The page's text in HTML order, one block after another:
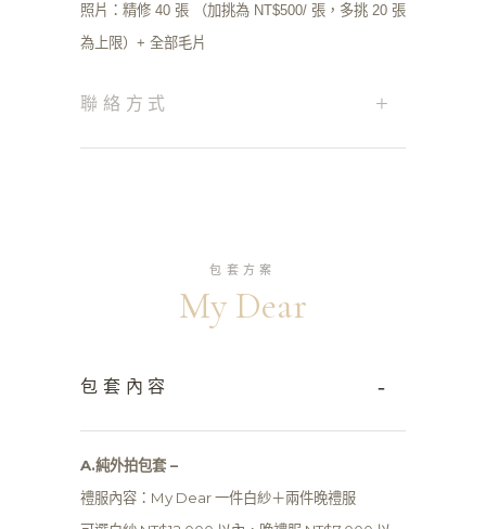
照片：精修 40 張 （加挑為 NT$500/ 張，多挑 20 張
為上限）+ 全部毛片
聯絡方式 +
包套方案
My Dear
包套內容 -
A.純外拍包套 –
禮服內容：My Dear 一件白紗＋兩件晚禮服